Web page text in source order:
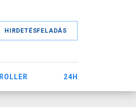
HIRDETÉSFELADÁS
ROLLER 24H